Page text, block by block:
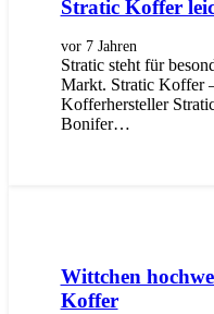
Stratic Koffer
vor 7 Jahren
Stratic steht für
Markt. Stratic Koffer
Kofferhersteller
Bonifer…
Wittchen
Koffer